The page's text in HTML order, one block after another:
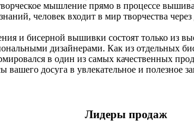
мышление прямо в процессе
человек входит в мир творчества
и бисерной вышивки состоят только из
дизайнерами. Как из отдельных
в один из самых качественных
досуга в увлекательное и полезное
Лидеры продаж